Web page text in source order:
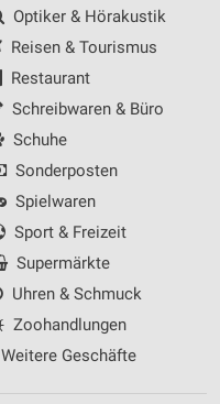
Optiker & Hörakustik
Reisen & Tourismus
Restaurant
Schreibwaren & Büro
Schuhe
Sonderposten
Spielwaren
Sport & Freizeit
Supermärkte
Uhren & Schmuck
Zoohandlungen
Weitere Geschäfte